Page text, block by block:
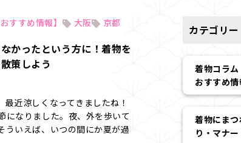
すすめ情報】 大阪 京都
かったという方に！着物を
策しよう
最近涼しくなってきましたね！
になりました。夜、外を歩いて
ういえば、いつの間にか夏が過
カテゴリー
着物コラ
おすすめ情
着物にま
り・マナ